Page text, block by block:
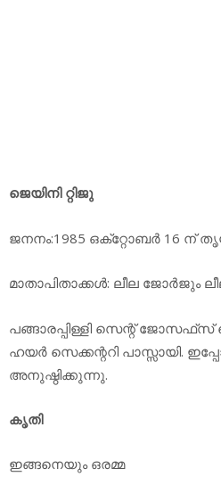
ജെയിനി റ്റിജു
ജനനം:1985 ഒക്‌റ്റോബര്‍ 16 ന്
മാതാപിതാക്കള്‍: ലീല ജോര്‍ജും
പങ്ങാരപ്പിള്ളി സെന്റ്
ഹയര്‍ സെക്കന്ററി പാസ്സായി.
അനുഷ്ഠിക്കുന്നു.
കൃതി
ഇങ്ങനെയും ഒരമ്മ